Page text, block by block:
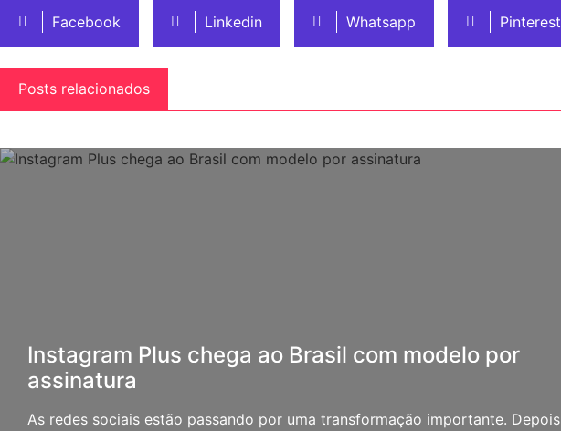
Facebook Linkedin Whatsapp Pinterest
Posts relacionados
Instagram Plus chega ao Brasil com modelo por
assinatura
As redes sociais estão passando por uma transformação importante. Depois